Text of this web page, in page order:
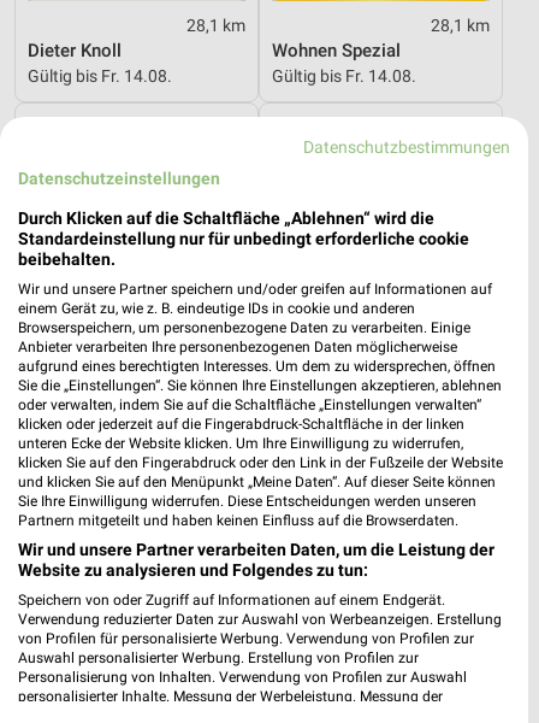
28,1 km
Dieter Knoll
Gültig bis Fr. 14.08.
28,1 km
Wohnen Spezial
Gültig bis Fr. 14.08.
1,3 km
Angebote ab 06.08.
1 km
Angebote ab 10.08.
Datenschutzbestimmungen
Datenschutzeinstellungen
Durch Klicken auf die Schaltfläche „Ablehnen“ wird die
Standardeinstellung nur für unbedingt erforderliche cookie
beibehalten.
Wir und unsere Partner speichern und/oder greifen auf Informationen auf
einem Gerät zu, wie z. B. eindeutige IDs in cookie und anderen
Browserspeichern, um personenbezogene Daten zu verarbeiten. Einige
Anbieter verarbeiten Ihre personenbezogenen Daten möglicherweise
aufgrund eines berechtigten Interesses. Um dem zu widersprechen, öffnen
Sie die „Einstellungen“. Sie können Ihre Einstellungen akzeptieren, ablehnen
oder verwalten, indem Sie auf die Schaltfläche „Einstellungen verwalten“
klicken oder jederzeit auf die Fingerabdruck-Schaltfläche in der linken
unteren Ecke der Website klicken. Um Ihre Einwilligung zu widerrufen,
klicken Sie auf den Fingerabdruck oder den Link in der Fußzeile der Website
und klicken Sie auf den Menüpunkt „Meine Daten“. Auf dieser Seite können
Sie Ihre Einwilligung widerrufen. Diese Entscheidungen werden unseren
Partnern mitgeteilt und haben keinen Einfluss auf die Browserdaten.
Wir und unsere Partner verarbeiten Daten, um die Leistung der
Website zu analysieren und Folgendes zu tun:
Speichern von oder Zugriff auf Informationen auf einem Endgerät.
Verwendung reduzierter Daten zur Auswahl von Werbeanzeigen. Erstellung
von Profilen für personalisierte Werbung. Verwendung von Profilen zur
Auswahl personalisierter Werbung. Erstellung von Profilen zur
Personalisierung von Inhalten. Verwendung von Profilen zur Auswahl
personalisierter Inhalte. Messung der Werbeleistung. Messung der